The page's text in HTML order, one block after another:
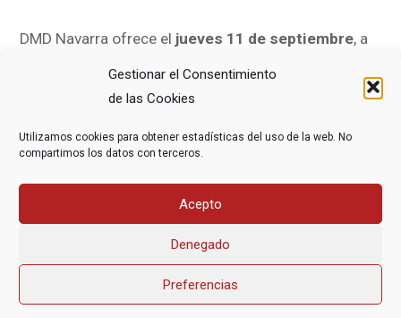
Gestionar el Consentimiento
de las Cookies
Utilizamos cookies para obtener estadísticas del uso de la web. No
compartimos los datos con terceros.
Acepto
Denegado
Preferencias
DMD Navarra ofrece el jueves 11 de septiembre, a
18.00 horas
, una charla sobre el testamento vital
y el final de vida en la sala de cultura de la localidad
Orreaga, en la charla participarán los médicos y
activistas de DMD,Manu EciolazaySoco Lizarraga.